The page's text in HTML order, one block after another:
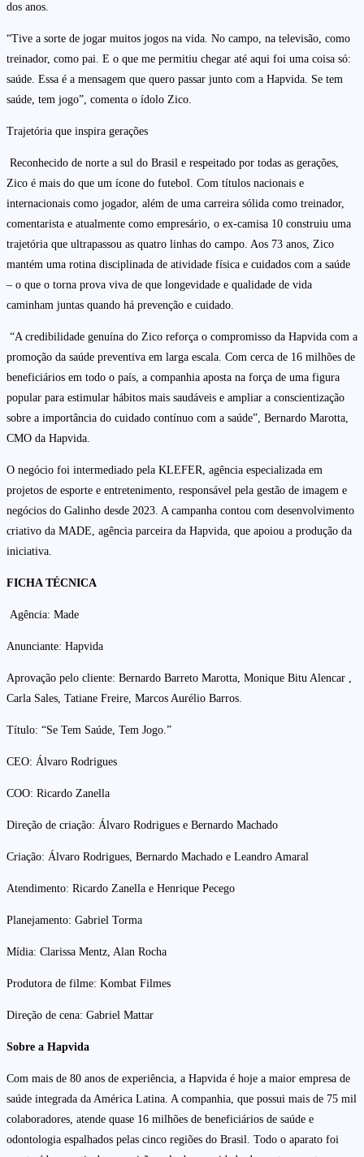
dos anos.
“Tive a sorte de jogar muitos jogos na vida. No campo, na televisão, como
treinador, como pai. E o que me permitiu chegar até aqui foi uma coisa só:
saúde. Essa é a mensagem que quero passar junto com a Hapvida. Se tem
saúde, tem jogo”, comenta o ídolo Zico.
Trajetória que inspira gerações
Reconhecido de norte a sul do Brasil e respeitado por todas as gerações,
Zico é mais do que um ícone do futebol. Com títulos nacionais e
internacionais como jogador, além de uma carreira sólida como treinador,
comentarista e atualmente como empresário, o ex-camisa 10 construiu uma
trajetória que ultrapassou as quatro linhas do campo. Aos 73 anos, Zico
mantém uma rotina disciplinada de atividade física e cuidados com a saúde
– o que o torna prova viva de que longevidade e qualidade de vida
caminham juntas quando há prevenção e cuidado.
“A credibilidade genuína do Zico reforça o compromisso da Hapvida com a
promoção da saúde preventiva em larga escala. Com cerca de 16 milhões de
beneficiários em todo o país, a companhia aposta na força de uma figura
popular para estimular hábitos mais saudáveis e ampliar a conscientização
sobre a importância do cuidado contínuo com a saúde”, Bernardo Marotta,
CMO da Hapvida.
O negócio foi intermediado pela KLEFER, agência especializada em
projetos de esporte e entretenimento, responsável pela gestão de imagem e
negócios do Galinho desde 2023. A campanha contou com desenvolvimento
criativo da MADE, agência parceira da Hapvida, que apoiou a produção da
iniciativa.
FICHA TÉCNICA
Agência: Made
Anunciante: Hapvida
Aprovação pelo cliente: Bernardo Barreto Marotta, Monique Bitu Alencar ,
Carla Sales, Tatiane Freire, Marcos Aurélio Barros.
Título: “Se Tem Saúde, Tem Jogo.”
CEO: Álvaro Rodrigues
COO: Ricardo Zanella
Direção de criação: Álvaro Rodrigues e Bernardo Machado
Criação: Álvaro Rodrigues, Bernardo Machado e Leandro Amaral
Atendimento: Ricardo Zanella e Henrique Pecego
Planejamento: Gabriel Torma
Mídia: Clarissa Mentz, Alan Rocha
Produtora de filme: Kombat Filmes
Direção de cena: Gabriel Mattar
Sobre a Hapvida
Com mais de 80 anos de experiência, a Hapvida é hoje a maior empresa de
saúde integrada da América Latina. A companhia, que possui mais de 75 mil
colaboradores, atende quase 16 milhões de beneficiários de saúde e
odontologia espalhados pelas cinco regiões do Brasil. Todo o aparato foi